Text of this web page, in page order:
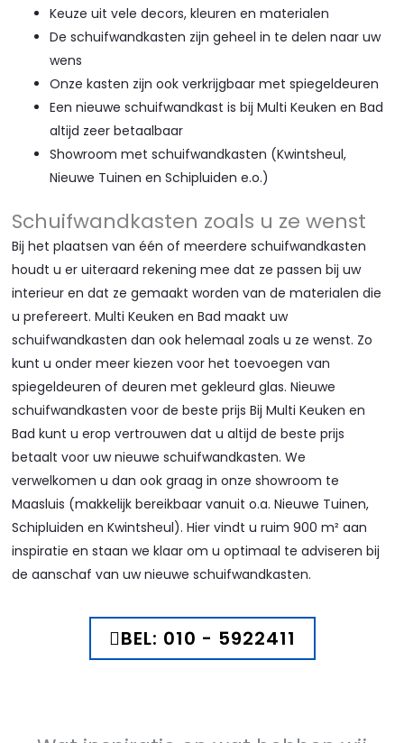
Keuze uit vele decors, kleuren en materialen
De schuifwandkasten zijn geheel in te delen naar uw
wens
Onze kasten zijn ook verkrijgbaar met spiegeldeuren
Een nieuwe schuifwandkast is bij Multi Keuken en Bad
altijd zeer betaalbaar
Showroom met schuifwandkasten (Kwintsheul,
Nieuwe Tuinen en Schipluiden e.o.)
Schuifwandkasten zoals u ze wenst
Bij het plaatsen van één of meerdere schuifwandkasten
houdt u er uiteraard rekening mee dat ze passen bij uw
interieur en dat ze gemaakt worden van de materialen die
u prefereert. Multi Keuken en Bad maakt uw
schuifwandkasten dan ook helemaal zoals u ze wenst. Zo
kunt u onder meer kiezen voor het toevoegen van
spiegeldeuren of deuren met gekleurd glas. Nieuwe
schuifwandkasten voor de beste prijs Bij Multi Keuken en
Bad kunt u erop vertrouwen dat u altijd de beste prijs
betaalt voor uw nieuwe schuifwandkasten. We
verwelkomen u dan ook graag in onze showroom te
Maasluis (makkelijk bereikbaar vanuit o.a. Nieuwe Tuinen,
Schipluiden en Kwintsheul). Hier vindt u ruim 900 m² aan
inspiratie en staan we klaar om u optimaal te adviseren bij
de aanschaf van uw nieuwe schuifwandkasten.
BEL: 010 - 5922411